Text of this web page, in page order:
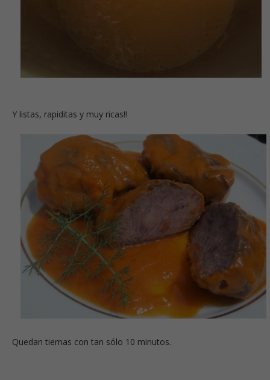
Y listas, rapiditas y muy ricas!!
Quedan tiernas con tan sólo 10 minutos.